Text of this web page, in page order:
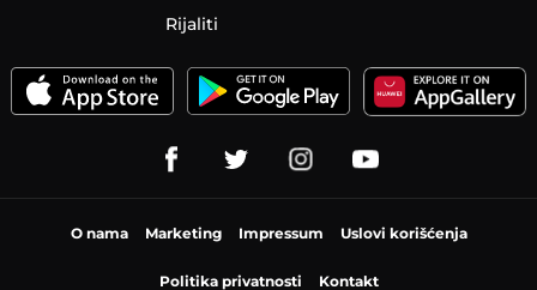
Rijaliti
O nama Marketing Impressum Uslovi korišćenja
Politika privatnosti Kontakt